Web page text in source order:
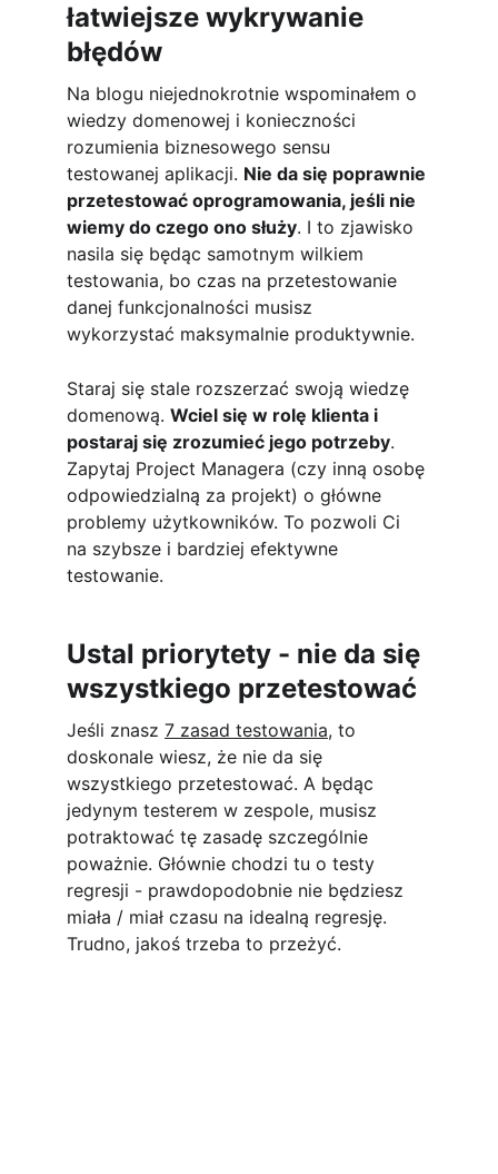
łatwiejsze wykrywanie
błędów
Na blogu niejednokrotnie wspominałem o
wiedzy domenowej i konieczności
rozumienia biznesowego sensu
testowanej aplikacji. Nie da się poprawnie
przetestować oprogramowania, jeśli nie
wiemy do czego ono służy. I to zjawisko
nasila się będąc samotnym wilkiem
testowania, bo czas na przetestowanie
danej funkcjonalności musisz
wykorzystać maksymalnie produktywnie.
Staraj się stale rozszerzać swoją wiedzę
domenową. Wciel się w rolę klienta i
postaraj się zrozumieć jego potrzeby.
Zapytaj Project Managera (czy inną osobę
odpowiedzialną za projekt) o główne
problemy użytkowników. To pozwoli Ci
na szybsze i bardziej efektywne
testowanie.
Ustal priorytety - nie da się
wszystkiego przetestować
Jeśli znasz 7 zasad testowania, to
doskonale wiesz, że nie da się
wszystkiego przetestować. A będąc
jedynym testerem w zespole, musisz
potraktować tę zasadę szczególnie
poważnie. Głównie chodzi tu o testy
regresji - prawdopodobnie nie będziesz
miała / miał czasu na idealną regresję.
Trudno, jakoś trzeba to przeżyć.